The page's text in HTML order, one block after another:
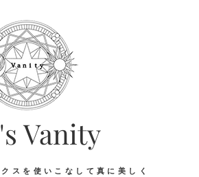
Vanity
スを使いこなして真に美しく